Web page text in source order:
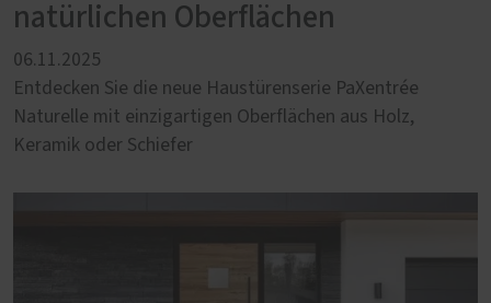
natürlichen Oberflächen
06.11.2025
Entdecken Sie die neue Haustürenserie PaXentrée
Naturelle mit einzigartigen Oberflächen aus Holz,
Keramik oder Schiefer